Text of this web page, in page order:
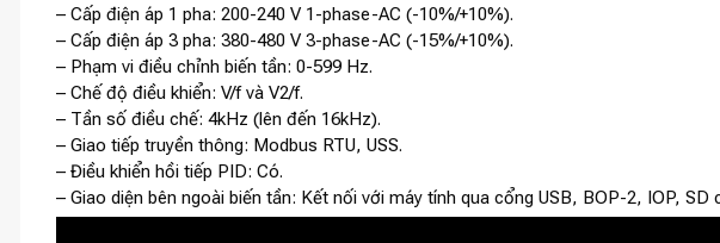
– Cấp điện áp 1 pha: 200-240 V 1-phase-AC (-10%/+10%).
– Cấp điện áp 3 pha: 380-480 V 3-phase-AC (-15%/+10%).
– Phạm vi điều chỉnh biến tần: 0-599 Hz.
– Chế độ điều khiển: V/f và V2/f.
– Tần số điều chế: 4kHz (lên đến 16kHz).
– Giao tiếp truyền thông: Modbus RTU, USS.
– Điều khiển hồi tiếp PID: Có.
– Giao diện bên ngoài biến tần: Kết nối với máy tính qua cổng USB, BOP-2, IOP, SD